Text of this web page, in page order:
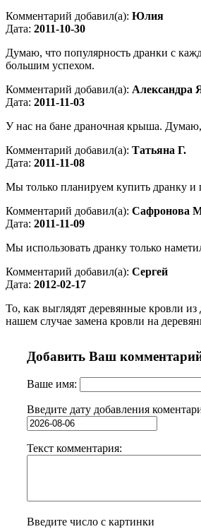
Комментарий добавил(а): Юлия
Дата: 2011-10-30
Думаю, что популярность дранки с
большим успехом.
Комментарий добавил(а): Александра
Дата: 2011-11-03
У нас на бане драночная крыша. Думаю,
Комментарий добавил(а): Татьяна Г.
Дата: 2011-11-08
Мы только планируем купить дранку и
Комментарий добавил(а): Сафронова
Дата: 2011-11-09
Мы использовать дранку только
Комментарий добавил(а): Сергей
Дата: 2012-02-17
То, как выглядят деревянные кровли
нашем случае замена кровли на
Добавить Ваш
Ваше имя:
Введите дату добавления
Текст комментария:
Введите число с картинки